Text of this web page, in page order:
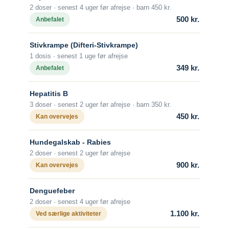
frembrud, hvilket yder beskyttelse i nogle
timer, afhængig af typen. Omhyggelig
vigtig. Midlerne kan virke lokalirriterende,
især ved længere tids brug. Anvendelse til
børn under 3 år skal ske med
benyttes til spædbørn. Sprøjtning med
insekticider indendørs og anvendelse af
permethrin-imprægnerede myggenet
over sengen nedsætter ligeledes risikoen
for malaria.
Malariamidler
Tabel over malariamidler til forebyggelse
Om sygdommen
Malaria
Man kan vaccineres før afrejse (2 doser),
men i alle tilfælde skal man søge akut
lægehjælp, hvis man bides af et lokalt
pattedyr, uanset dyrets adfærd.
Hvornår skal man vaccineres?
uger før afrejse.
Antal doser
Der gives en grundvaccination bestående
af 1 vaccine dag 0 og 1 vaccine dag 7.
Alder
Fra fødslen.
Efter grundvaccination med 2 doser skal
der ikke gives revaccination.
Revaccination anbefales kun til personer
2 doser · senest 4 uger før afrejse · barn 450 kr.
Anbefalet
500 kr.
Stivkrampe (Difteri-Stivkrampe)
1 dosis · senest 1 uge før afrejse
Anbefalet
349 kr.
Hepatitis B
3 doser · senest 2 uger før afrejse · barn 350 kr.
Kan overvejes
450 kr.
Hundegalskab - Rabies
2 doser · senest 2 uger før afrejse
Kan overvejes
900 kr.
Denguefeber
2 doser · senest 4 uger før afrejse
Ved særlige aktiviteter
1.100 kr.